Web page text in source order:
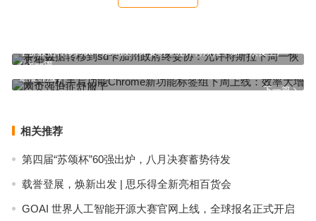
上一篇
手机数据转移到sd卡加州政府终妥协：允许特斯拉下周一恢复生产
下一篇
苹果手机手写功能Chrome新功能标签组下周上线：效率大增 网页强
迫症舒服了
相关推荐
第四届“苏颂杯”60强出炉，八月决赛蓄势待发
载誉登展，焕新出发 | 思乐得全新亮相百货会
GOAI 世界人工智能开源大赛官网上线，全球报名正式开启